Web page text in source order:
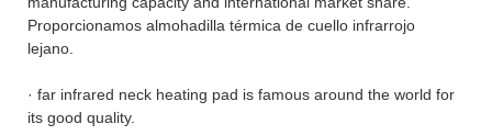
Proporcionamos almohadilla térmica de cuello infrarrojo
lejano.
· far infrared neck heating pad is famous around the world for
its good quality.